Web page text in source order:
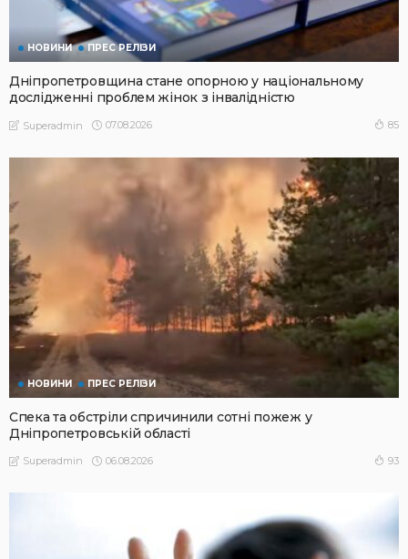
НОВИНИ ПРЕС РЕЛІЗИ
Дніпропетровщина стане опорною у національному
дослідженні проблем жінок з інвалідністю
Superadmin 07.08.2026 85
НОВИНИ ПРЕС РЕЛІЗИ
Спека та обстріли спричинили сотні пожеж у
Дніпропетровській області
Superadmin 06.08.2026 93